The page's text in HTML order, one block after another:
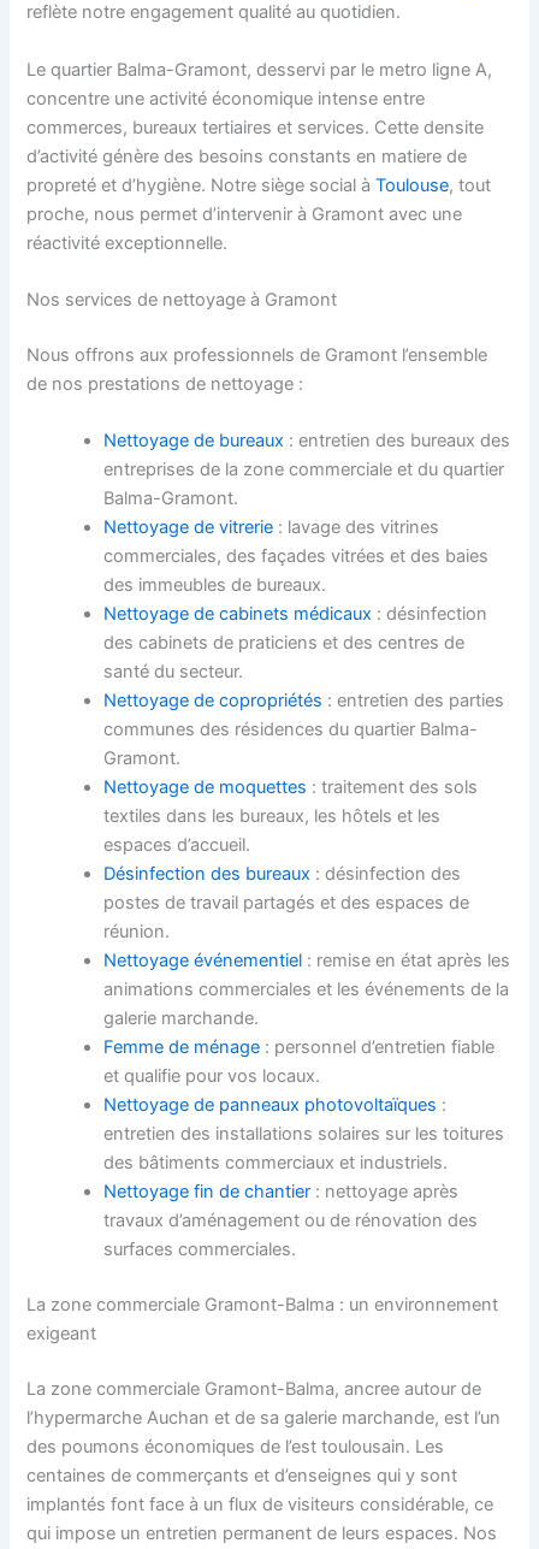
reflète notre engagement qualité au quotidien.
Le quartier Balma-Gramont, desservi par le metro ligne A,
concentre une activité économique intense entre
commerces, bureaux tertiaires et services. Cette densite
d’activité génère des besoins constants en matiere de
propreté et d’hygiène. Notre siège social àToulouse, tout
proche, nous permet d’intervenir à Gramont avec une
réactivité exceptionnelle.
Nos services de nettoyage à Gramont
Nous offrons aux professionnels de Gramont l’ensemble
de nos prestations de nettoyage :
Nettoyage de bureaux : entretien des bureaux des
entreprises de la zone commerciale et du quartier
Balma-Gramont.
Nettoyage de vitrerie : lavage des vitrines
commerciales, des façades vitrées et des baies
des immeubles de bureaux.
Nettoyage de cabinets médicaux : désinfection
des cabinets de praticiens et des centres de
santé du secteur.
Nettoyage de copropriétés : entretien des parties
communes des résidences du quartier Balma-
Gramont.
Nettoyage de moquettes : traitement des sols
textiles dans les bureaux, les hôtels et les
espaces d’accueil.
Désinfection des bureaux : désinfection des
postes de travail partagés et des espaces de
réunion.
Nettoyage événementiel : remise en état après les
animations commerciales et les événements de la
galerie marchande.
Femme de ménage : personnel d’entretien fiable
et qualifie pour vos locaux.
Nettoyage de panneaux photovoltaïques :
entretien des installations solaires sur les toitures
des bâtiments commerciaux et industriels.
Nettoyage fin de chantier : nettoyage après
travaux d’aménagement ou de rénovation des
surfaces commerciales.
La zone commerciale Gramont-Balma : un environnement
exigeant
La zone commerciale Gramont-Balma, ancree autour de
l’hypermarche Auchan et de sa galerie marchande, est l’un
des poumons économiques de l’est toulousain. Les
centaines de commerçants et d’enseignes qui y sont
implantés font face à un flux de visiteurs considérable, ce
qui impose un entretien permanent de leurs espaces. Nos